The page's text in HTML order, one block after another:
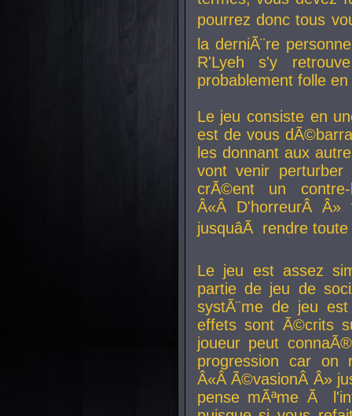
pourrez donc tous
la derniÃ¨re
R'Lyeh s'y
probablement folle
Le jeu consiste en
est de vous
les donnant aux
vont venir perturber
crÃ©ent un
Â«Â D'horreurÂ
jusquâÃ rendre
Le jeu est assez
partie de jeu de
systÃ¨me de jeu
effets sont Ã©crits
joueur peut
progression car
Â«Â Ã©vasionÂ Â»
pense mÃªme Ã